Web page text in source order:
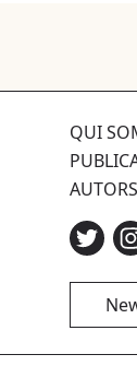
QUI
AUTORS